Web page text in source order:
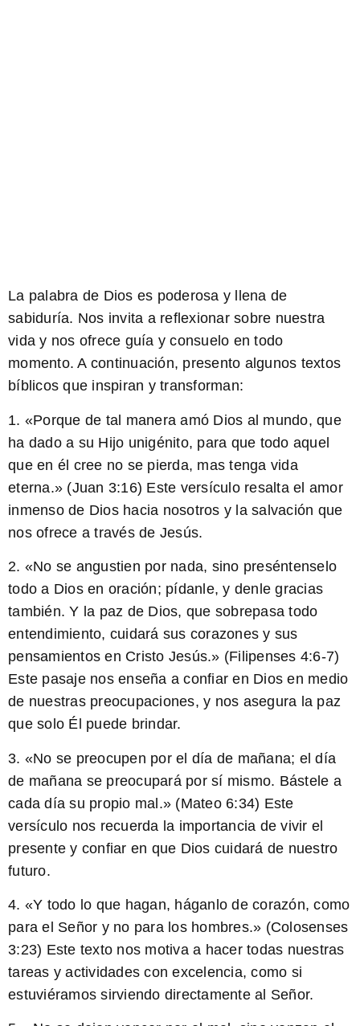
La palabra de Dios es poderosa y llena de
sabiduría. Nos invita a reflexionar sobre nuestra
vida y nos ofrece guía y consuelo en todo
momento. A continuación, presento algunos textos
bíblicos que inspiran y transforman:
1. «Porque de tal manera amó Dios al mundo, que
ha dado a su Hijo unigénito, para que todo aquel
que en él cree no se pierda, mas tenga vida
eterna.» (Juan 3:16) Este versículo resalta el amor
inmenso de Dios hacia nosotros y la salvación que
nos ofrece a través de Jesús.
2. «No se angustien por nada, sino preséntenselo
todo a Dios en oración; pídanle, y denle gracias
también. Y la paz de Dios, que sobrepasa todo
entendimiento, cuidará sus corazones y sus
pensamientos en Cristo Jesús.» (Filipenses 4:6-7)
Este pasaje nos enseña a confiar en Dios en medio
de nuestras preocupaciones, y nos asegura la paz
que solo Él puede brindar.
3. «No se preocupen por el día de mañana; el día
de mañana se preocupará por sí mismo. Bástele a
cada día su propio mal.» (Mateo 6:34) Este
versículo nos recuerda la importancia de vivir el
presente y confiar en que Dios cuidará de nuestro
futuro.
4. «Y todo lo que hagan, háganlo de corazón, como
para el Señor y no para los hombres.» (Colosenses
3:23) Este texto nos motiva a hacer todas nuestras
tareas y actividades con excelencia, como si
estuviéramos sirviendo directamente al Señor.